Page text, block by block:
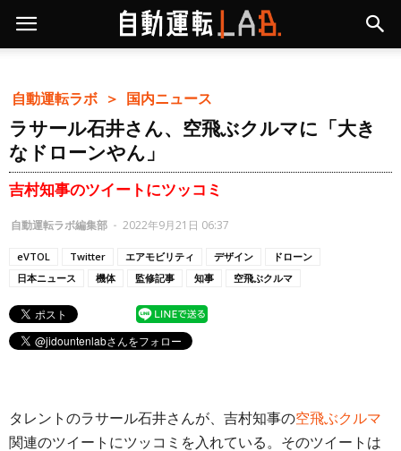
自動運転ラボ ＞ 国内ニュース
ラサール石井さん、空飛ぶクルマに「大き
なドローンやん」
吉村知事のツイートにツッコミ
自動運転ラボ編集部 - 2022年9月21日 06:37
eVTOL Twitter エアモビリティ デザイン
ドローン
日本ニュース
機体 監修記事 知事 空飛ぶクルマ
タレントのラサール石井さんが、吉村知事の空飛ぶクルマ
関連のツイートにツッコミを入れている。そのツイートは